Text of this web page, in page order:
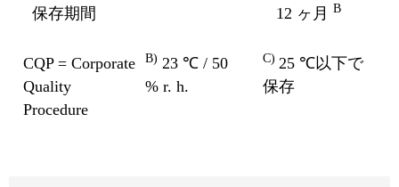
保存期間 12 ヶ月 B
CQP = Corporate
Quality
Procedure
B) 23 ℃ / 50
% r. h.
C) 25 ℃以下で
保存